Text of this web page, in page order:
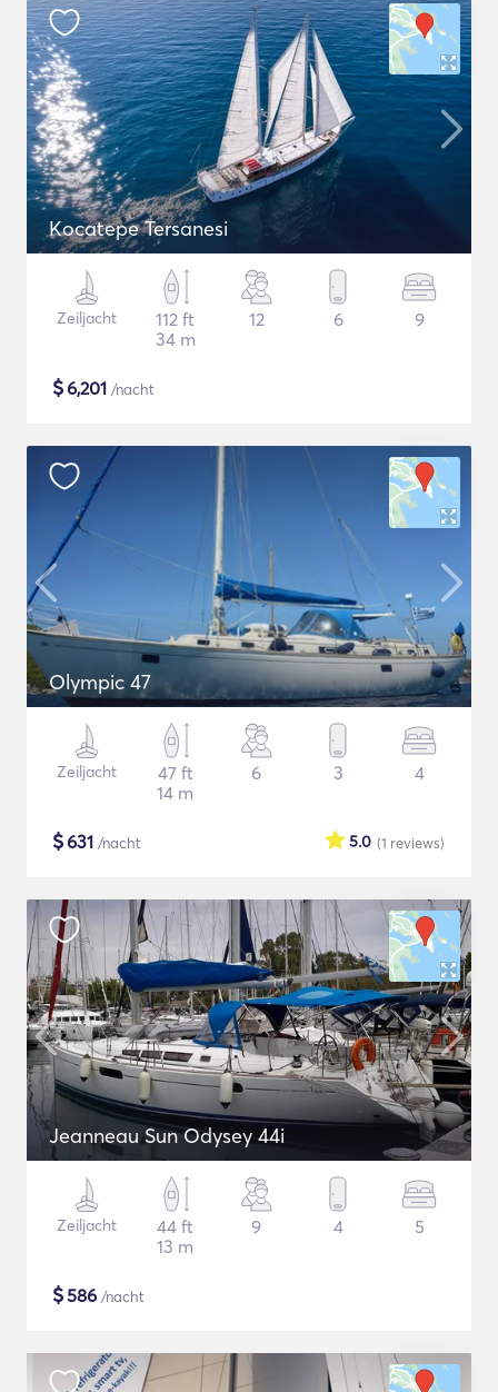
Kocatepe Tersanesi
Zeiljacht
112 ft
34 m
12 6 9
$6,201 /nacht
Olympic 47
Zeiljacht
47 ft
14 m
6 3 4
$631 /nacht (1 reviews)
5.0
Jeanneau Sun Odysey 44i
Zeiljacht
44 ft
13 m
9 4 5
$586 /nacht